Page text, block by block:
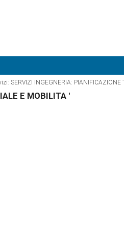
SERVIZI INGEGNERIA: PIANIFICAZIONE
E MOBILITA '